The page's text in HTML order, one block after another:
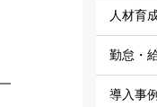
人材育
勤怠・
導入事